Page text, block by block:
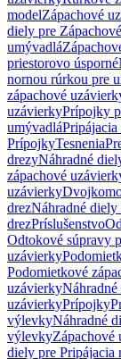
modelZápachové
diely pre
umývadlá
priestorovo úsporné
nornou rúrkou pre
zápachové
uzávierkyPrípojky
umývadlá
PrípojkyTesnenia
drezyNáhradné
zápachové
uzávierky
drezNáhradné
drezPríslušenstvo
Odtokové súpravy
uzávierky
Podomietkové
uzávierky
uzávierkyPrípojky
výlevkyNáhradné
výlevkyZápachové
diely pre Pripájacia